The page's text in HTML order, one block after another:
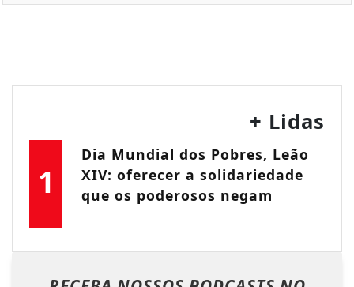
+ Lidas
1
Dia Mundial dos Pobres, Leão
XIV: oferecer a solidariedade
que os poderosos negam